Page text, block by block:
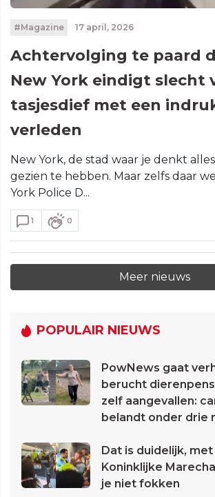
#Magazine 17 april, 2026
Achtervolging te paard
New York eindigt slecht
tasjesdief met een
verleden
New York, de stad waar je denkt
gezien te hebben. Maar zelfs daar
York Police D...
1 0
Meer nieuws
POPULAIR NIEUWS
PowNews gaat
berucht
zelf aangevallen:
belandt onder drie
Dat is duidelijk,
Koninklijke
je niet fokken